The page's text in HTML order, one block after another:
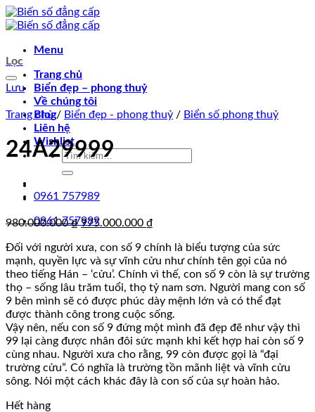
Chuyển
đến
dung
Menu
Trang chủ
Biển đẹp – phong thuỷ
Về chúng tôi
Blog
Liên hệ
Wishlist
Tìm
0961 757989
0961 757989
Lọc
Lưu
Trang chủ / Biển đẹp - phong thuỷ / Biển số phong thuỷ
24A29999
980.000.000₫ Giá
là:
980.000.000 ₫.
975.000.000 ₫
tại
là:
975.000.000 ₫.
Đối với người xưa, con số 9 chính là biểu tượng của sức
mạnh, quyền lực và sự vĩnh cửu như chính tên gọi của nó
theo tiếng Hán – ‘cửu’. Chính vì thế, con số 9 còn là sự trường
thọ – sống lâu trăm tuổi, thọ tỷ nam sơn. Người mang con số
9 bên mình sẽ có được phúc dày mệnh lớn và có thể đạt
được thành công trong cuộc sống.
Vậy nên, nếu con số 9 đứng một mình đã đẹp đẽ như vậy thì
99 lại càng được nhân đôi sức mạnh khi kết hợp hai còn số 9
cùng nhau. Người xưa cho rằng, 99 còn được gọi là “đại
trường cửu”. Có nghĩa là trường tồn mãnh liệt và vĩnh cửu
sông. Nói một cách khác đây là con số của sự hoàn hảo.
Hết hàng